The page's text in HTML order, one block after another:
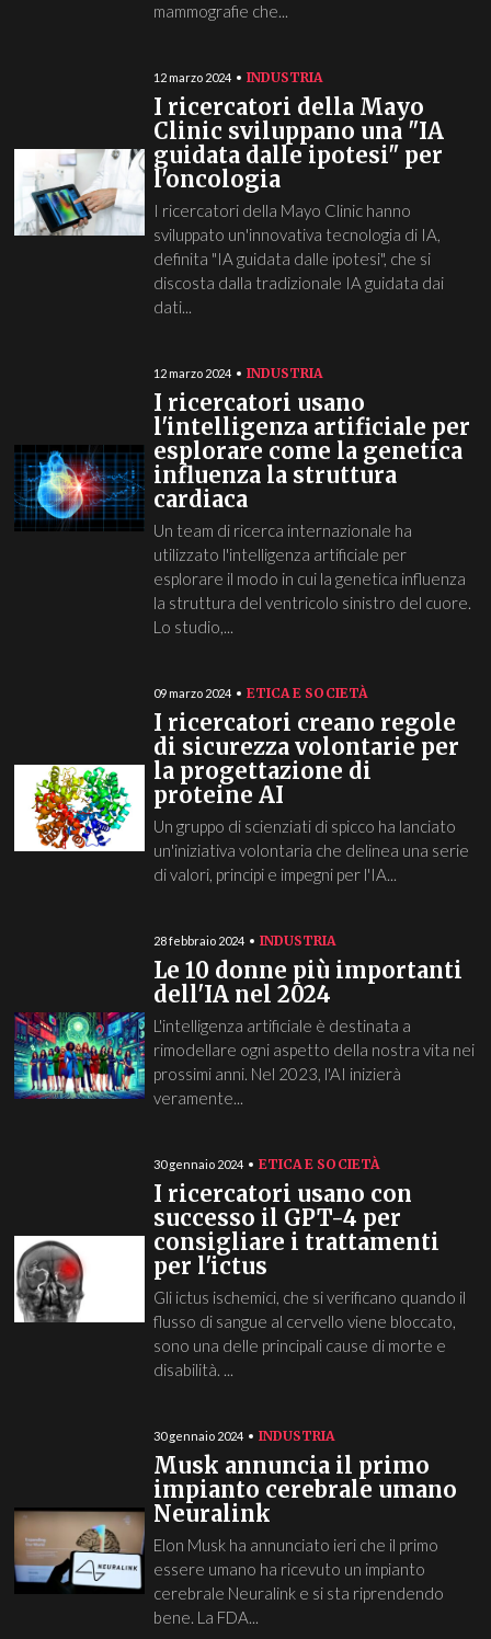
mammografie che...
12 marzo 2024 INDUSTRIA
I ricercatori della Mayo
Clinic sviluppano una "IA
guidata dalle ipotesi" per
l'oncologia
I ricercatori della Mayo Clinic hanno
sviluppato un'innovativa tecnologia di IA,
definita "IA guidata dalle ipotesi", che si
discosta dalla tradizionale IA guidata dai
dati...
12 marzo 2024 INDUSTRIA
I ricercatori usano
l'intelligenza artificiale per
esplorare come la genetica
influenza la struttura
cardiaca
Un team di ricerca internazionale ha
utilizzato l'intelligenza artificiale per
esplorare il modo in cui la genetica influenza
la struttura del ventricolo sinistro del cuore.
Lo studio,...
09 marzo 2024 ETICA E SOCIETÀ
I ricercatori creano regole
di sicurezza volontarie per
la progettazione di
proteine AI
Un gruppo di scienziati di spicco ha lanciato
un'iniziativa volontaria che delinea una serie
di valori, principi e impegni per l'IA...
28 febbraio 2024 INDUSTRIA
Le 10 donne più importanti
dell'IA nel 2024
L'intelligenza artificiale è destinata a
rimodellare ogni aspetto della nostra vita nei
prossimi anni. Nel 2023, l'AI inizierà
veramente...
30 gennaio 2024 ETICA E SOCIETÀ
I ricercatori usano con
successo il GPT-4 per
consigliare i trattamenti
per l'ictus
Gli ictus ischemici, che si verificano quando il
flusso di sangue al cervello viene bloccato,
sono una delle principali cause di morte e
disabilità. ...
30 gennaio 2024 INDUSTRIA
Musk annuncia il primo
impianto cerebrale umano
Neuralink
Elon Musk ha annunciato ieri che il primo
essere umano ha ricevuto un impianto
cerebrale Neuralink e si sta riprendendo
bene. La FDA...